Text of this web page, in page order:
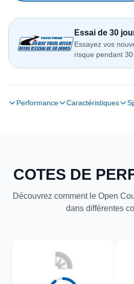
Essai de 30
Essayez vos
risque pendant
Performance Caractéristiques
COTES DE
Découvrez comment le Open
dans différentes